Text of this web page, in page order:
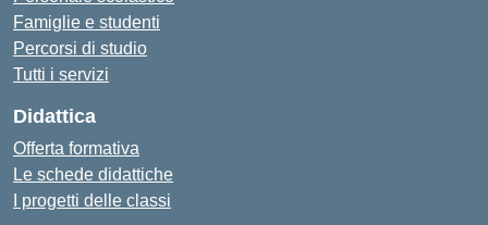
Famiglie e studenti
Percorsi di studio
Tutti i servizi
Didattica
Offerta formativa
Le schede didattiche
I progetti delle classi